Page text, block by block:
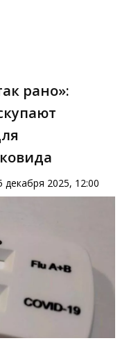
рано»:
декабря 2025, 12:00